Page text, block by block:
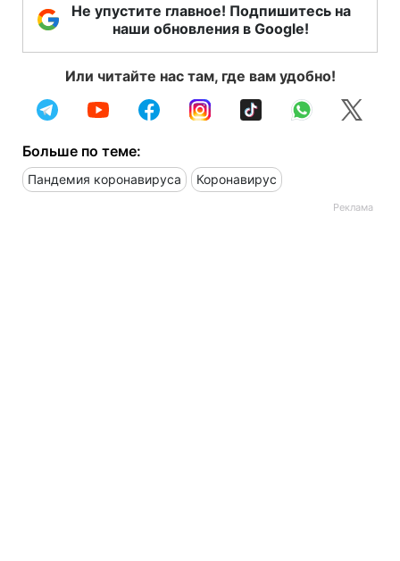
Не упустите главное! Подпишитесь на
наши обновления в Google!
Или читайте нас там, где вам удобно!
Больше по теме:
Пандемия коронавируса Коронавирус